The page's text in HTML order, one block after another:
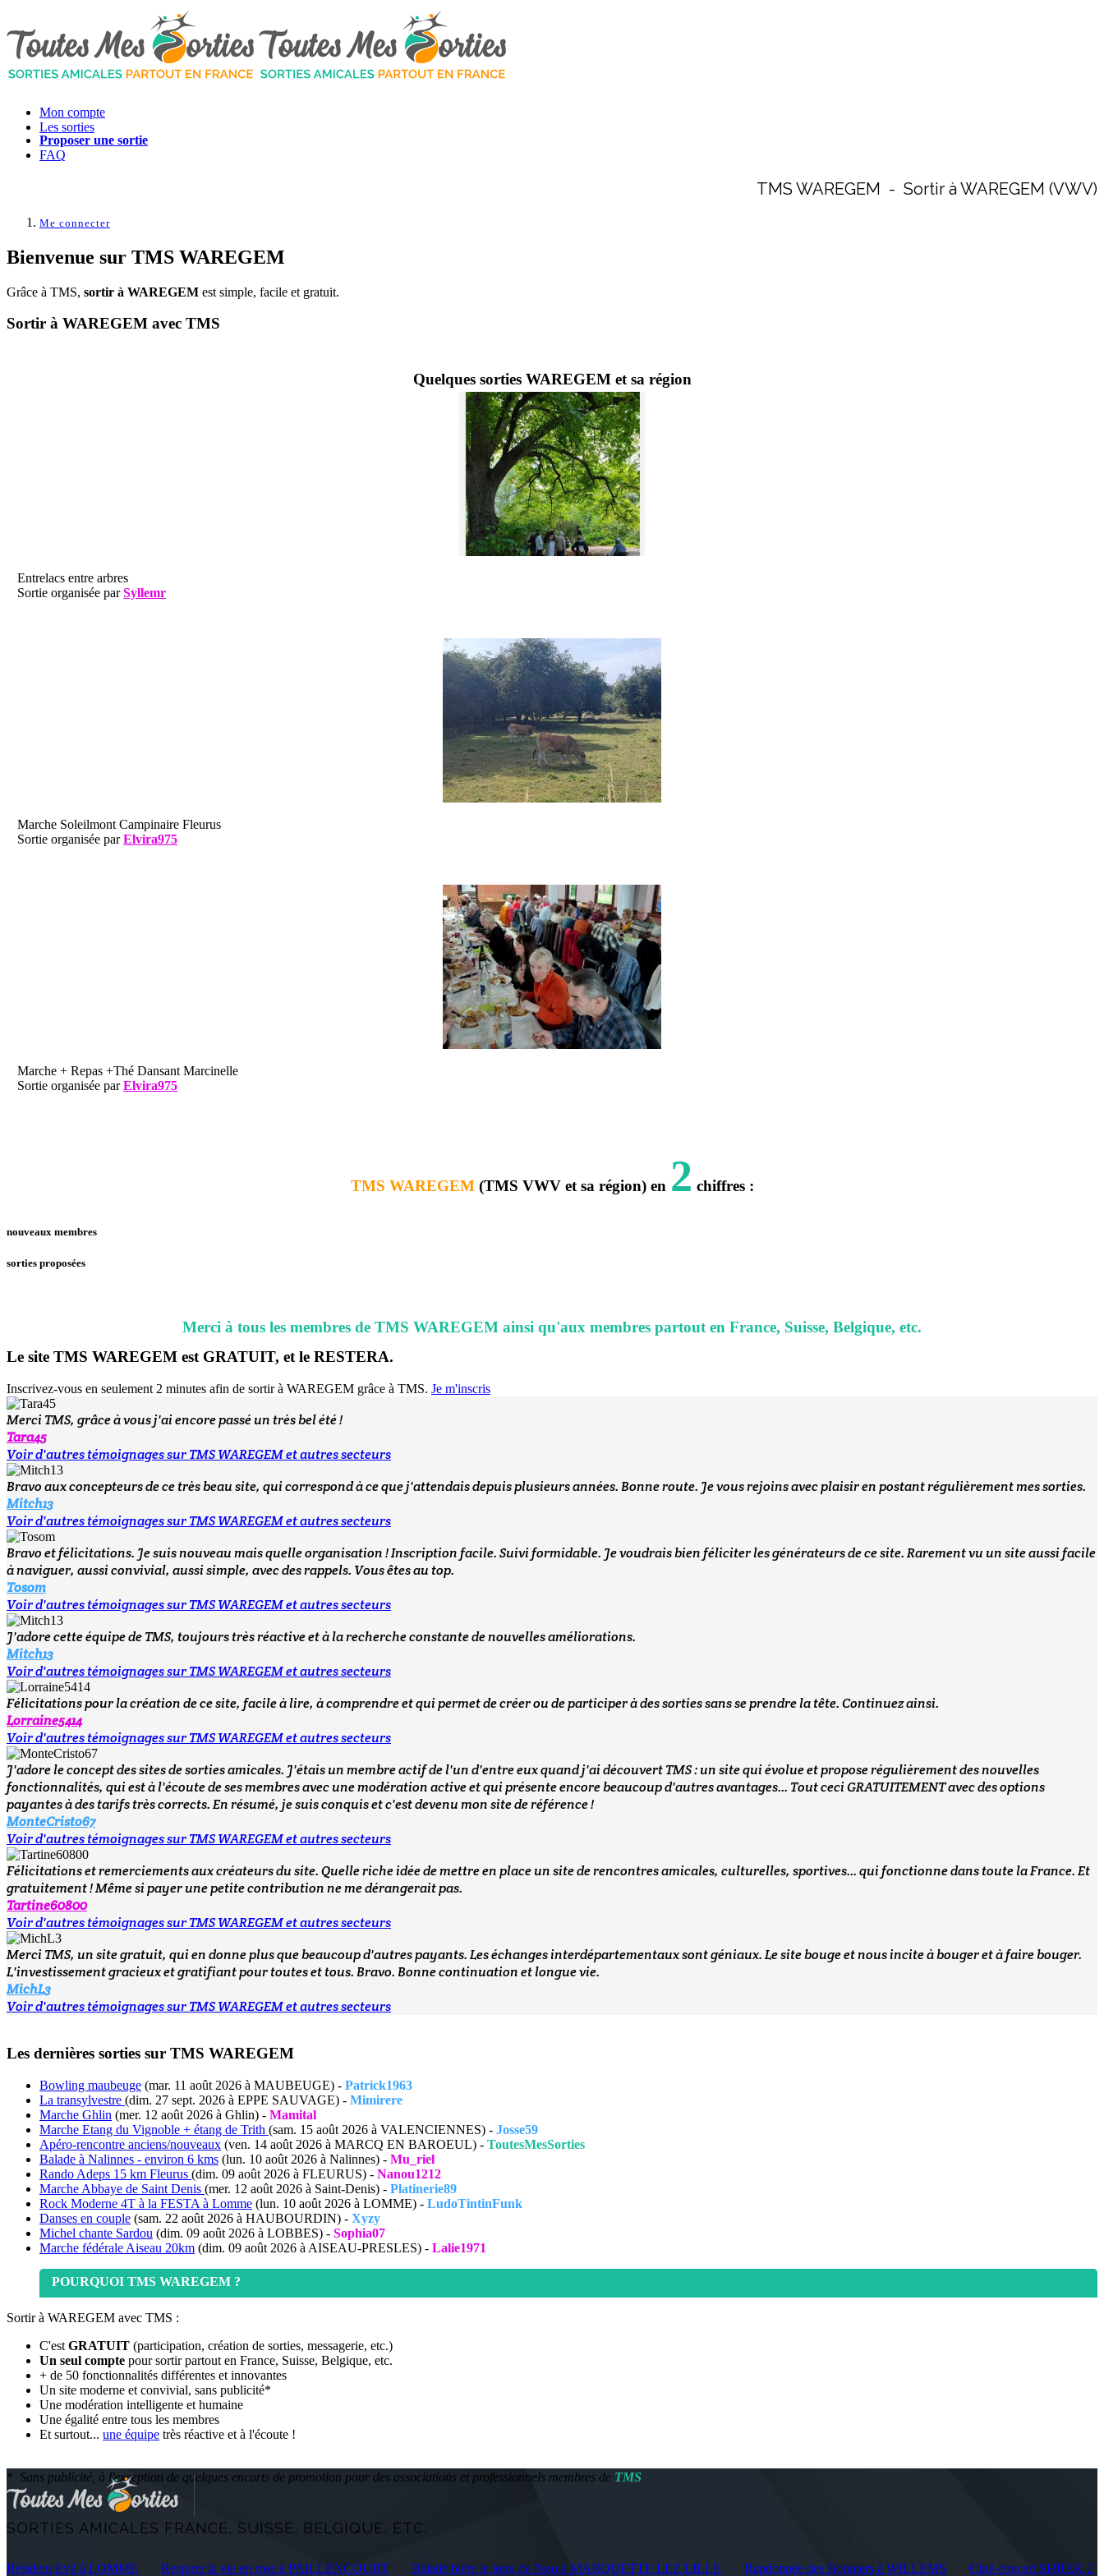
Mon compte
Les sorties
Proposer une sortie
FAQ
TMS WAREGEM - Sortir à WAREGEM (VWV)
Me connecter
Bienvenue sur TMS WAREGEM
Grâce à TMS, sortir à WAREGEM est simple, facile et gratuit.
Sortir à WAREGEM avec TMS
Quelques sorties WAREGEM et sa région
Entrelacs entre arbres
Sortie organisée parSyllemr
Marche Soleilmont Campinaire Fleurus
Sortie organisée parElvira975
Marche + Repas +Thé Dansant Marcinelle
Sortie organisée parElvira975
TMS WAREGEM(TMS VWV et sa région) en 2 chiffres :
nouveaux membres
sorties proposées
Merci à tous les membres de TMS WAREGEM ainsi qu'aux membres partout en France, Suisse, Belgique, etc.
Le site TMS WAREGEM est GRATUIT, et le RESTERA.
Inscrivez-vous en seulement 2 minutes afin de sortir à WAREGEM grâce à TMS. Je m'inscris
Merci TMS, grâce à vous j'ai encore passé un très bel été !
Tara45
Voir d'autres témoignages sur TMS WAREGEM et autres secteurs
Bravo aux concepteurs de ce très beau site, qui correspond à ce que j'attendais depuis plusieurs années. Bonne route. Je vous rejoins avec plaisir en postant régulièrement mes sorties.
Mitch13
Voir d'autres témoignages sur TMS WAREGEM et autres secteurs
Bravo et félicitations. Je suis nouveau mais quelle organisation ! Inscription facile. Suivi formidable. Je voudrais bien féliciter les générateurs de ce site. Rarement vu un site aussi facile
à naviguer, aussi convivial, aussi simple, avec des rappels. Vous êtes au top.
Tosom
Voir d'autres témoignages sur TMS WAREGEM et autres secteurs
J'adore cette équipe de TMS, toujours très réactive et à la recherche constante de nouvelles améliorations.
Mitch13
Voir d'autres témoignages sur TMS WAREGEM et autres secteurs
Félicitations pour la création de ce site, facile à lire, à comprendre et qui permet de créer ou de participer à des sorties sans se prendre la tête. Continuez ainsi.
Lorraine5414
Voir d'autres témoignages sur TMS WAREGEM et autres secteurs
J'adore le concept des sites de sorties amicales. J'étais un membre actif de l'un d'entre eux quand j'ai découvert TMS : un site qui évolue et propose régulièrement des nouvelles
fonctionnalités, qui est à l'écoute de ses membres avec une modération active et qui présente encore beaucoup d'autres avantages... Tout ceci GRATUITEMENT avec des options
payantes à des tarifs très corrects. En résumé, je suis conquis et c'est devenu mon site de référence !
MonteCristo67
Voir d'autres témoignages sur TMS WAREGEM et autres secteurs
Félicitations et remerciements aux créateurs du site. Quelle riche idée de mettre en place un site de rencontres amicales, culturelles, sportives... qui fonctionne dans toute la France. Et
gratuitement ! Même si payer une petite contribution ne me dérangerait pas.
Tartine60800
Voir d'autres témoignages sur TMS WAREGEM et autres secteurs
Merci TMS, un site gratuit, qui en donne plus que beaucoup d'autres payants. Les échanges interdépartementaux sont géniaux. Le site bouge et nous incite à bouger et à faire bouger.
L'investissement gracieux et gratifiant pour toutes et tous. Bravo. Bonne continuation et longue vie.
MichL3
Voir d'autres témoignages sur TMS WAREGEM et autres secteurs
Les dernières sorties sur TMS WAREGEM
Bowling maubeuge (mar. 11 août 2026 à MAUBEUGE) - Patrick1963
La transylvestre (dim. 27 sept. 2026 à EPPE SAUVAGE) - Mimirere
Marche Ghlin (mer. 12 août 2026 à Ghlin) - Mamital
Marche Etang du Vignoble + étang de Trith (sam. 15 août 2026 à VALENCIENNES) - Josse59
Apéro-rencontre anciens/nouveaux (ven. 14 août 2026 à MARCQ EN BAROEUL) - ToutesMesSorties
Balade à Nalinnes - environ 6 kms (lun. 10 août 2026 à Nalinnes) - Mu_riel
Rando Adeps 15 km Fleurus (dim. 09 août 2026 à FLEURUS) - Nanou1212
Marche Abbaye de Saint Denis (mer. 12 août 2026 à Saint-Denis) - Platinerie89
Rock Moderne 4T à la FESTA à Lomme (lun. 10 août 2026 à LOMME) - LudoTintinFunk
Danses en couple (sam. 22 août 2026 à HAUBOURDIN) - Xyzy
Michel chante Sardou (dim. 09 août 2026 à LOBBES) - Sophia07
Marche fédérale Aiseau 20km (dim. 09 août 2026 à AISEAU-PRESLES) - Lalie1971
POURQUOI TMS WAREGEM ?
Sortir à WAREGEM avec TMS :
C'est GRATUIT (participation, création de sorties, messagerie, etc.)
Un seul compte pour sortir partout en France, Suisse, Belgique, etc.
+ de 50 fonctionnalités différentes et innovantes
Un site moderne et convivial, sans publicité*
Une modération intelligente et humaine
Une égalité entre tous les membres
Et surtout... une équipe très réactive et à l'écoute !
* Sans publicité, à l'exception de quelques encarts de promotion pour des associations et professionnels membres de TMS
SORTIES AMICALES FRANCE, SUISSE, BELGIQUE, ETC.
Résident Evil à LOMME Respirer la vie en rose à PAILLENCOURT Balade bière le long de l'eau à MARQUETTE LEZ LILLE Randonnée des Bonniers à WILLEMS Ciné-concert SHREK 2